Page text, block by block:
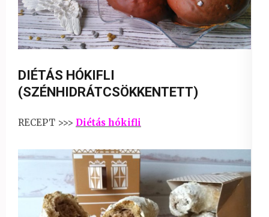
DIÉTÁS HÓKIFLI
(SZÉNHIDRÁTCSÖKKENTETT)
RECEPT >>> Diétás hókifli